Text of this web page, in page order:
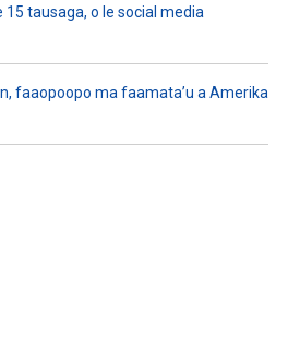
tausaga, o le social media
faaopoopo ma faamata’u a Amerika